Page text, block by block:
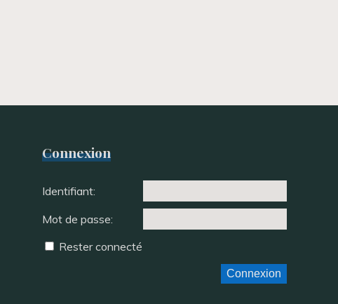
Connexion
Identifiant:
Mot de passe:
Rester connecté
Connexion